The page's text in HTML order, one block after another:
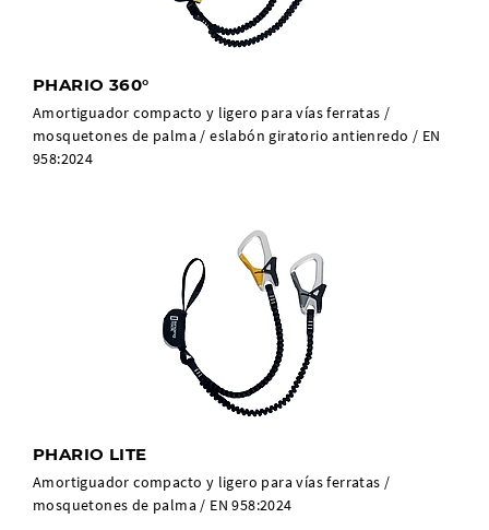
PHARIO 360°
Amortiguador compacto y ligero para vías ferratas /
mosquetones de palma / eslabón giratorio antienredo / EN
958:2024
PHARIO LITE
Amortiguador compacto y ligero para vías ferratas /
mosquetones de palma / EN 958:2024